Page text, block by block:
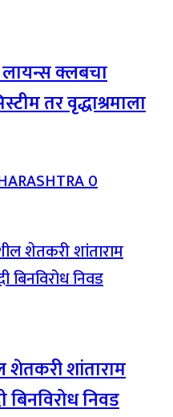
लायन्स क्लबचा
तर वृद्धाश्रमाला
0
शांताराम
निवड